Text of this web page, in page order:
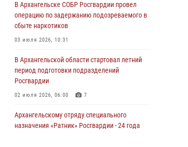
В Архангельске СОБР Росгвардии провел
операцию по задержанию подозреваемого в
сбыте наркотиков
03 июля 2026, 10:31
В Архангельской области стартовал летний
период подготовки подразделений
Росгвардии
02 июля 2026, 06:00 7
Архангельскому отряду специального
назначения «Ратник» Росгвардии - 24 года